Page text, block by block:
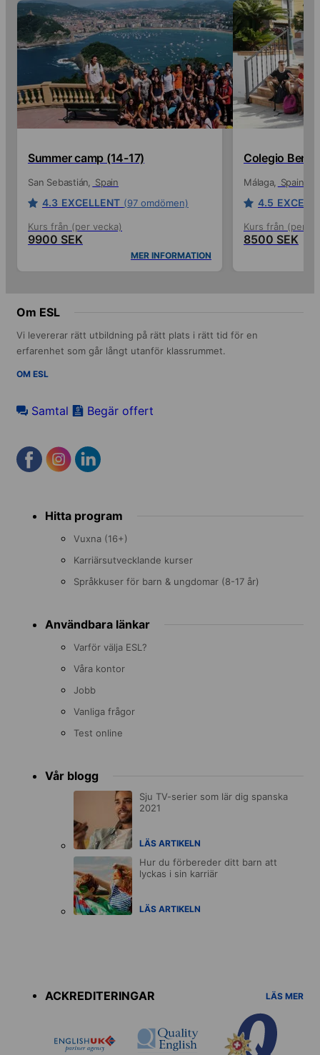
Summer camp (14-17)
San Sebastián Spain
4.3 EXCELLENT (97 omdömen)
Kurs från (per vecka)
9900 SEK
MER INFORMATION
Colegio
Málaga Spain
4.5
Kurs från (per
8500 SEK
Om ESL
Vi levererar rätt utbildning på rätt plats i rätt tid för en
erfarenhet som går långt utanför klassrummet.
OM ESL
Samtal Begär offert
menu Hitta program
Vuxna (16+)
Karriärsutvecklande kurser
Språkkuser för barn & ungdomar (8-17 år)
Användbara länkar
Varför välja ESL?
Våra kontor
Jobb
Vanliga frågor
Test online
Vår blogg
Sju TV-serier som lär dig spanska
2021
LÄS ARTIKELN
Hur du förbereder ditt barn att
lyckas i sin karriär
LÄS ARTIKELN
ACKREDITERINGAR
LÄS MER